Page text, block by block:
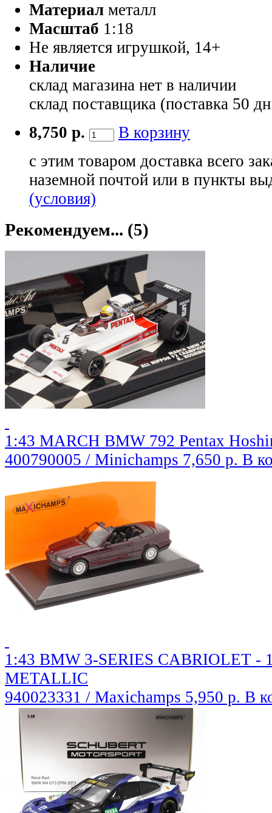
Материал металл
Масштаб 1:18
Не является игрушкой, 14+
Наличие
склад магазина нет в наличии
склад поставщика (поставка 50
8,750 р.
В корзину
с этим товаром доставка всего
наземной почтой или в пункты
(условия)
Рекомендуем... (5)
1:43 MARCH BMW 792 Pentax
400790005 / Minichamps 7,650 р. В
1:43 BMW 3-SERIES CABRIOLET -
METALLIC
940023331 / Maxichamps 5,950 р. В